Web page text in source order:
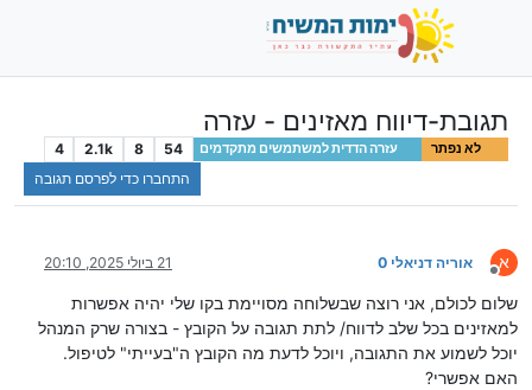
תגובת-דיווח מאזינים - עזרה
לא נפתר עזרה הדדית למשתמשים מתקדמים 54
8
2.1k
4
התחברו כדי לפרסם תגובה
א
מנותק
אוריה דניאלי 0 21 ביולי 2025, 20:10
שלום לכולם, אני רוצה שבשלוחה מסויימת בקו שלי יהיה אפשרות
למאזינים בכל שלב לדווח/ לתת תגובה על הקובץ - בצורה שרק המנהל
יוכל לשמוע את התגובה, ויוכל לדעת מה הקובץ ה"בעייתי" לטיפול.
האם אפשרי?